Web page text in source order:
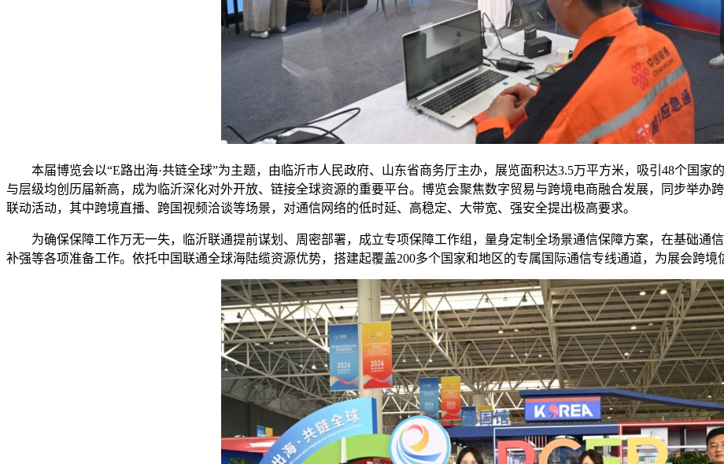
本届博览会以“E路出海·共链全球”为主题，由临沂市人民政府、山东省商务厅主办，展览面积达3.5万平方米，吸引48个国家
与层级均创历届新高，成为临沂深化对外开放、链接全球资源的重要平台。博览会聚焦数字贸易与跨境电商融合发展，同步举办
联动活动，其中跨境直播、跨国视频洽谈等场景，对通信网络的低时延、高稳定、大带宽、强安全提出极高要求。
为确保保障工作万无一失，临沂联通提前谋划、周密部署，成立专项保障工作组，量身定制全场景通信保障方案，在基础通
补强等各项准备工作。依托中国联通全球海陆缆资源优势，搭建起覆盖200多个国家和地区的专属国际通信专线通道，为展会跨境